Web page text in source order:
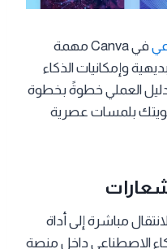
في Canva مهمة
وإمكانيات الذكاء
العملي خطوةً بخطوة
بلمسات عصرية
مباشرة إلى أداة
الاصطناعي داخل منصة